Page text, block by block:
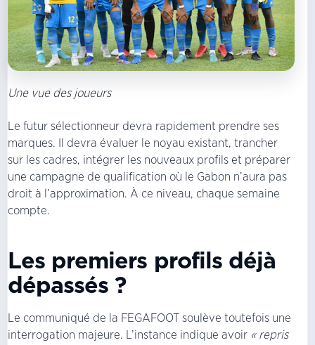
Une vue des joueurs
Le futur sélectionneur devra rapidement prendre ses
marques. Il devra évaluer le noyau existant, trancher
sur les cadres, intégrer les nouveaux profils et préparer
une campagne de qualification où le Gabon n’aura pas
droit à l’approximation. À ce niveau, chaque semaine
compte.
Les premiers profils déjà
dépassés ?
Le communiqué de la FEGAFOOT soulève toutefois une
interrogation majeure. L’instance indique avoir « repris